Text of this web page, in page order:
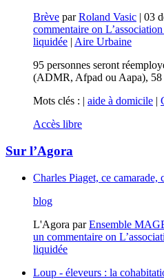
Brève parRoland Vasic | 03
commentaire on
liquidée | Aire Urbaine
95 personnes seront
(ADMR, Afpad ou Aapa), 58
Mots clés : | aide à domicile |
Accès libre
Sur l’Agora
Charles Piaget, ce camarade,
blog
L'Agora parEnsemble
un commentaire on
liquidée
Loup - éleveurs : la